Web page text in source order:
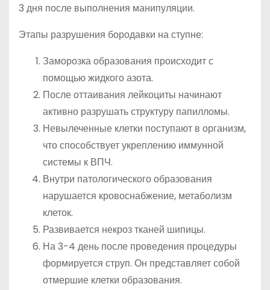
3 дня после выполнения манипуляции.
Этапы разрушения бородавки на ступне:
Заморозка образования происходит с
помощью жидкого азота.
После оттаивания лейкоциты начинают
активно разрушать структуру папилломы.
Невылеченные клетки поступают в организм,
что способствует укреплению иммунной
системы к ВПЧ.
Внутри патологического образования
нарушается кровоснабжение, метаболизм
клеток.
Развивается некроз тканей шипицы.
На 3-4 день после проведения процедуры
формируется струп. Он представляет собой
отмершие клетки образования.